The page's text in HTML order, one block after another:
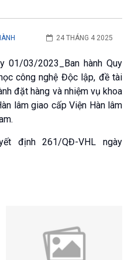
24 THÁNG 4 2025
01/03/2023_Ban hành Quy
công nghệ Độc lập, đề tài
đặt hàng và nhiệm vụ khoa
lâm giao cấp Viện Hàn lâm
định 261/QĐ-VHL ngày